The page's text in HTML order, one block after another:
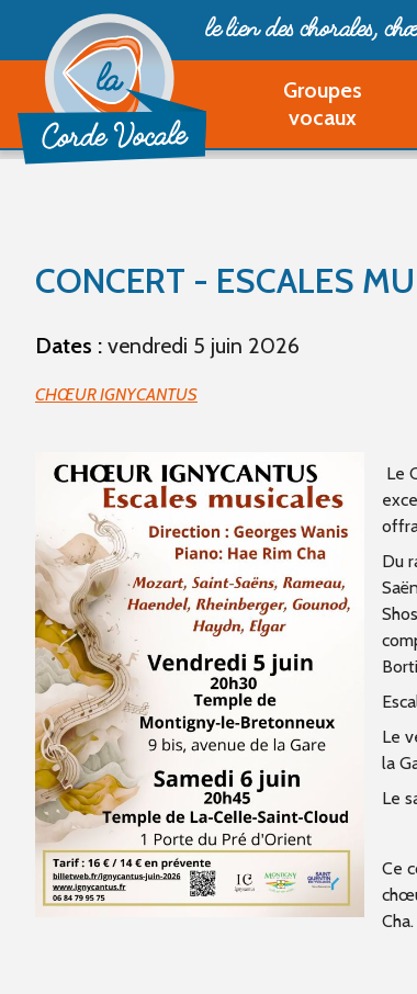
le lien des chorales,
Groupes
vocaux
CONCERT - ESCALES
Dates : vendredi 5 juin 2026
CHŒUR IGNYCANTUS
Le
Du
Le
la
Le
Ce
Cha.